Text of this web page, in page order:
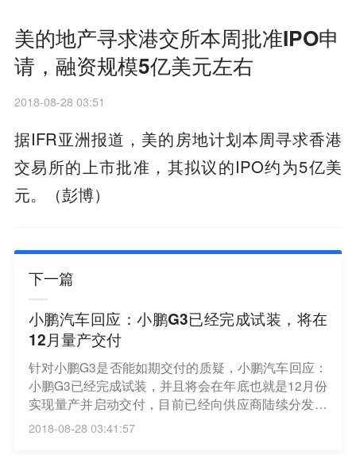
美的地产寻求港交所本周批准IPO申
请，融资规模5亿美元左右
2018-08-28 03:51
据IFR亚洲报道，美的房地计划本周寻求香港
交易所的上市批准，其拟议的IPO约为5亿美
元。（彭博）
下一篇
小鹏汽车回应：小鹏G3已经完成试装，将在
12月量产交付
针对小鹏G3是否能如期交付的质疑，小鹏汽车回应：
小鹏G3已经完成试装，并且将会在年底也就是12月份
实现量产并启动交付，目前已经向供应商陆续分发订
单了，但按照规则，非核心部件由多个供应商提供，
2018-08-28 03:41:57